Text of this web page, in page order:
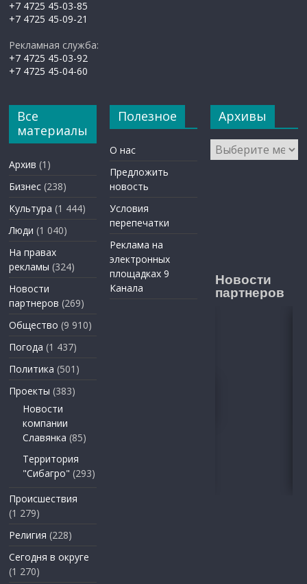
+7 4725 45-03-85
+7 4725 45-09-21
Рекламная служба:
+7 4725 45-03-92
+7 4725 45-04-60
Все
материалы
Архив (1)
Бизнес (238)
Культура (1 444)
Люди (1 040)
На правах
рекламы (324)
Новости
партнеров (269)
Общество (9 910)
Погода (1 437)
Политика (501)
Проекты (383)
Новости
компании
Славянка (85)
Территория
"Сибагро" (293)
Происшествия
(1 279)
Религия (228)
Сегодня в округе
(1 270)
Полезное
О нас
Предложить
новость
Условия
перепечатки
Реклама на
электронных
площадках 9
Канала
Архивы
Архивы
Новости
партнеров